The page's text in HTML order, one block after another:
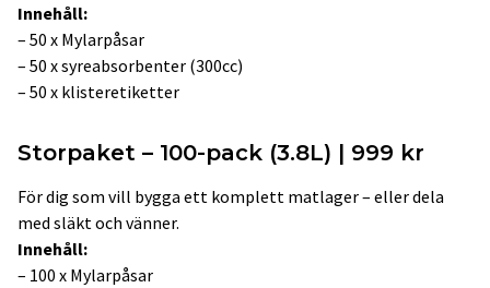
Innehåll:
– 50 x Mylarpåsar
– 50 x syreabsorbenter (300cc)
– 50 x klisteretiketter
Storpaket – 100-pack (3.8L) | 999 kr
För dig som vill bygga ett komplett matlager – eller dela
med släkt och vänner.
Innehåll:
– 100 x Mylarpåsar